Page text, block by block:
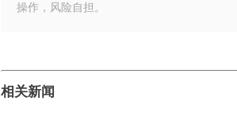
操作，风险自担。
相关新闻